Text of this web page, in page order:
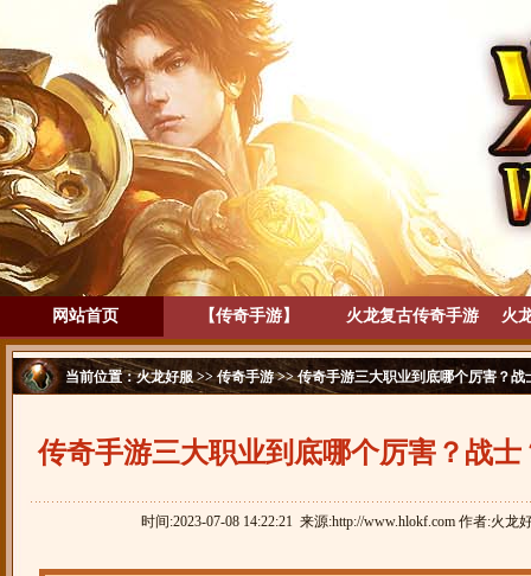
网站首页 【传奇手游】 火龙复古传奇手游 火
当前位置：火龙好服>>传奇手游>> 传奇手游三大职业到底哪个厉害？战
传奇手游三大职业到底哪个厉害？战士
时间:2023-07-08 14:22:21 来源:http://www.hlokf.com 作者:火龙